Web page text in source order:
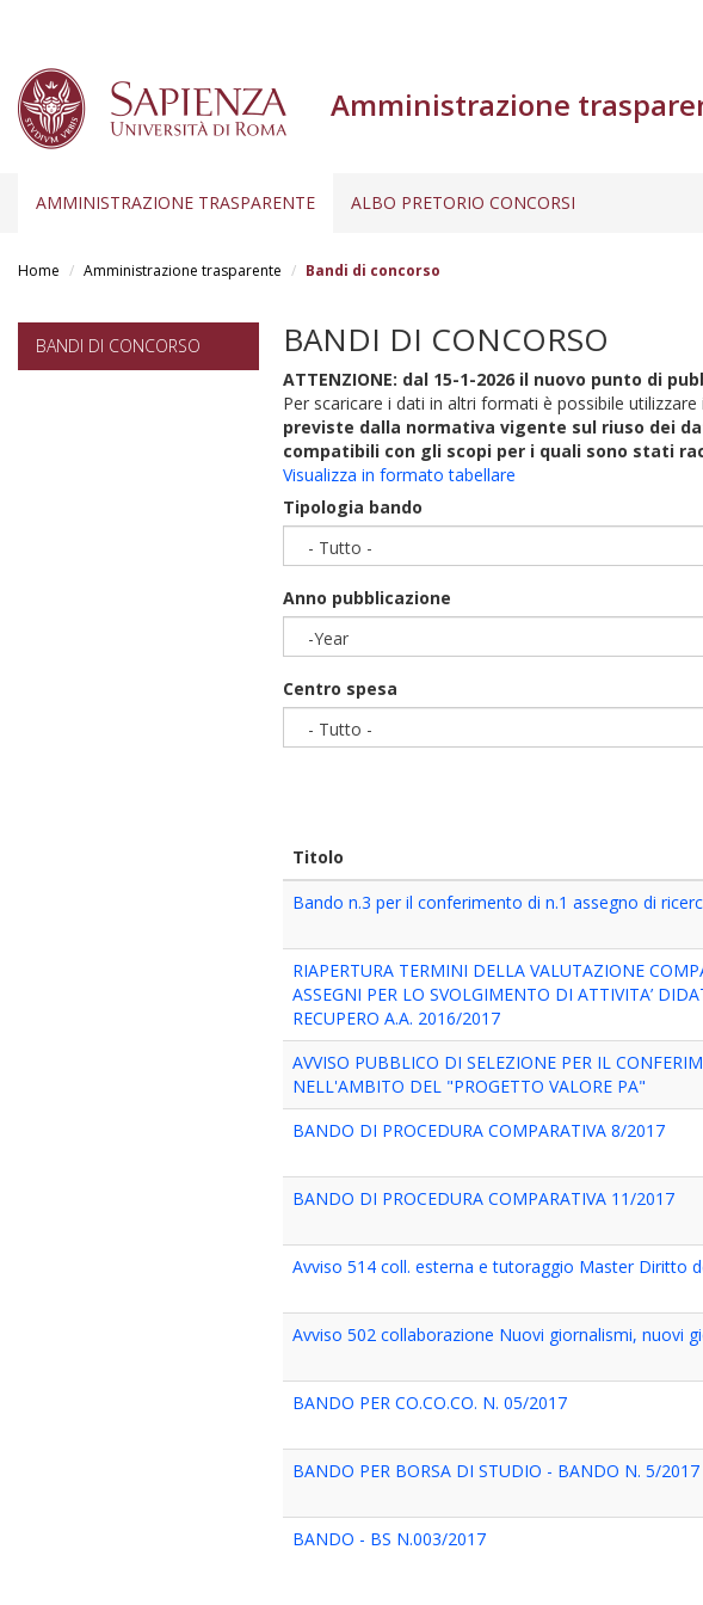
Amministrazione
AMMINISTRAZIONE TRASPARENTE ALBO PRETORIO CONCORSI
Home Amministrazione trasparente Bandi di concorso
BANDI DI CONCORSO BANDI DI CONCORSO
ATTENZIONE: dal 15-1-2026 il nuovo punto di
Per scaricare i dati in altri formati è possibile
previste dalla normativa vigente sul riuso dei
compatibili con gli scopi per i quali sono stati
Visualizza in formato tabellare
Tipologia bando
- Tutto -
Anno pubblicazione
-Year
Centro spesa
- Tutto -
Titolo
Bando n.3 per il conferimento di n.1 assegno di
RIAPERTURA TERMINI DELLA VALUTAZIONE
ASSEGNI PER LO SVOLGIMENTO DI ATTIVITA’
RECUPERO A.A. 2016/2017
AVVISO PUBBLICO DI SELEZIONE PER IL
NELL'AMBITO DEL "PROGETTO VALORE PA"
BANDO DI PROCEDURA COMPARATIVA 8/2017
BANDO DI PROCEDURA COMPARATIVA 11/2017
Avviso 514 coll. esterna e tutoraggio Master Diritto
Avviso 502 collaborazione Nuovi giornalismi, nuovi
BANDO PER CO.CO.CO. N. 05/2017
BANDO PER BORSA DI STUDIO - BANDO N. 5/2017
BANDO - BS N.003/2017